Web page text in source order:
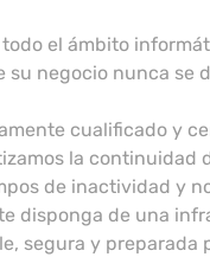
el ámbito
su negocio nunca se
cualificado y
la continuidad
de inactividad y
disponga de una
segura y preparada